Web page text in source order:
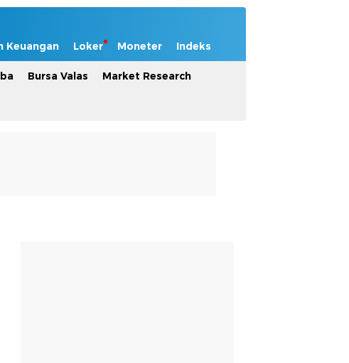
Keuangan Loker Moneter Indeks
Bursa Valas Market Research